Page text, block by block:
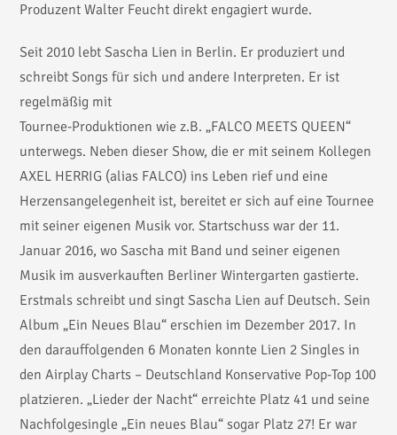
Produzent Walter Feucht direkt engagiert wurde.
Seit 2010 lebt Sascha Lien in Berlin. Er produziert und
schreibt Songs für sich und andere Interpreten. Er ist
regelmäßig mit
Tournee-Produktionen wie z.B. „FALCO MEETS QUEEN“
unterwegs. Neben dieser Show, die er mit seinem Kollegen
AXEL HERRIG (alias FALCO) ins Leben rief und eine
Herzensangelegenheit ist, bereitet er sich auf eine Tournee
mit seiner eigenen Musik vor. Startschuss war der 11.
Januar 2016, wo Sascha mit Band und seiner eigenen
Musik im ausverkauften Berliner Wintergarten gastierte.
Erstmals schreibt und singt Sascha Lien auf Deutsch. Sein
Album „Ein Neues Blau“ erschien im Dezember 2017. In
den darauffolgenden 6 Monaten konnte Lien 2 Singles in
den Airplay Charts – Deutschland Konservative Pop-Top 100
platzieren. „Lieder der Nacht“ erreichte Platz 41 und seine
Nachfolgesingle „Ein neues Blau“ sogar Platz 27! Er war